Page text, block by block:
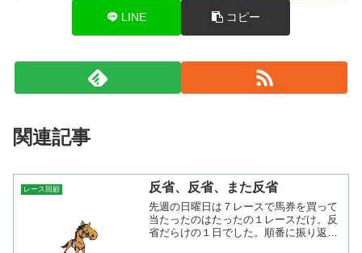
LINE コピー
関連記事
レース回顧 反省、反省、また反省
先週の日曜日は７レースで馬券を買って
当たったのはたったの１レースだけ。反
省だらけの１日でした。順番に振り返っ